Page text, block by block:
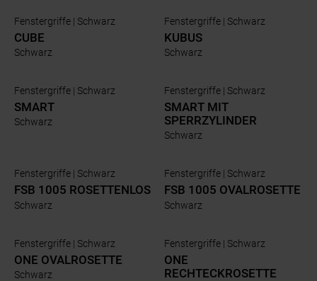
Fenstergriffe | Schwarz
CUBE
Schwarz
Fenstergriffe | Schwarz
KUBUS
Schwarz
Fenstergriffe | Schwarz
SMART
Schwarz
Fenstergriffe | Schwarz
SMART MIT
SPERRZYLINDER
Schwarz
Fenstergriffe | Schwarz
FSB 1005 ROSETTENLOS
Schwarz
Fenstergriffe | Schwarz
FSB 1005 OVALROSETTE
Schwarz
Fenstergriffe | Schwarz
ONE OVALROSETTE
Schwarz
Fenstergriffe | Schwarz
ONE
RECHTECKROSETTE